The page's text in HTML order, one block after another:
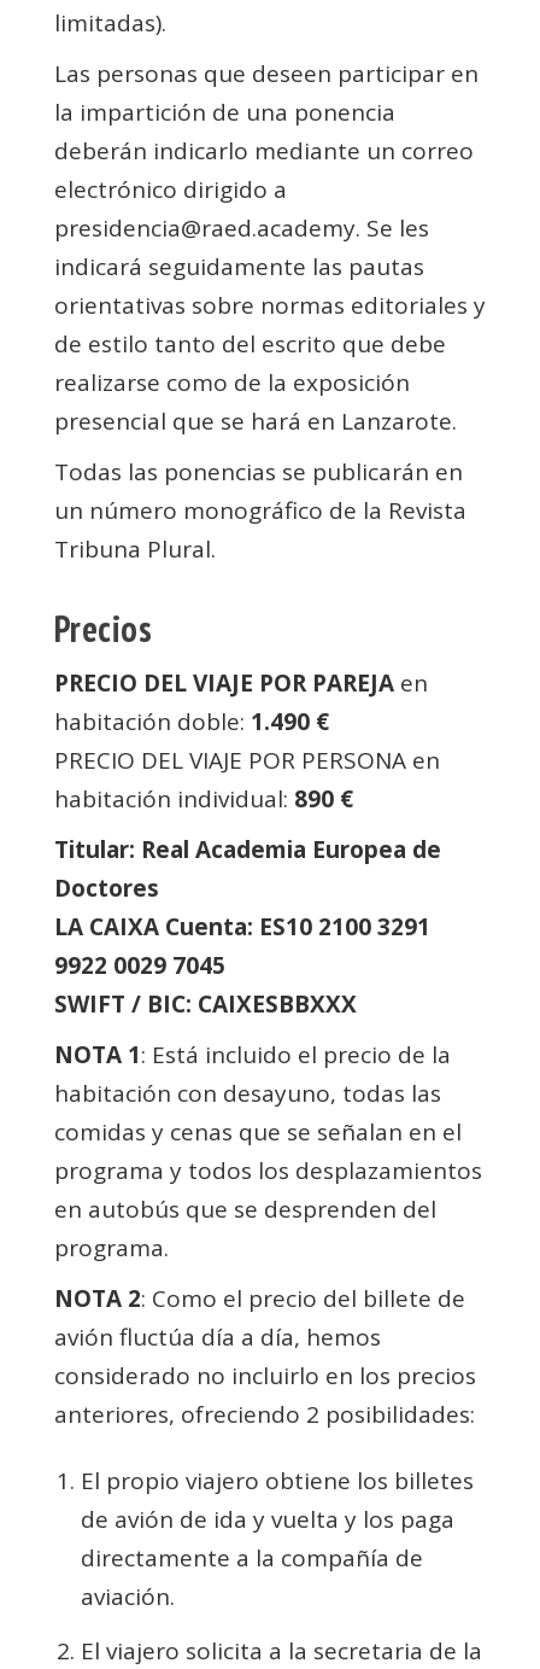
limitadas).
Las personas que deseen participar en
la impartición de una ponencia
deberán indicarlo mediante un correo
electrónico dirigido a
presidencia@raed.academy. Se les
indicará seguidamente las pautas
orientativas sobre normas editoriales y
de estilo tanto del escrito que debe
realizarse como de la exposición
presencial que se hará en Lanzarote.
Todas las ponencias se publicarán en
un número monográfico de la Revista
Tribuna Plural.
Precios
PRECIO DEL VIAJE POR PAREJAen
habitación doble: 1.490 €
PRECIO DEL VIAJE POR PERSONA en
habitación individual: 890 €
Titular: Real Academia Europea de
Doctores
LA CAIXA Cuenta: ES10 2100 3291
9922 0029 7045
SWIFT / BIC: CAIXESBBXXX
NOTA 1: Está incluido el precio de la
habitación con desayuno, todas las
comidas y cenas que se señalan en el
programa y todos los desplazamientos
en autobús que se desprenden del
programa.
NOTA 2: Como el precio del billete de
avión fluctúa día a día, hemos
considerado no incluirlo en los precios
anteriores, ofreciendo 2 posibilidades:
El propio viajero obtiene los billetes
de avión de ida y vuelta y los paga
directamente a la compañía de
aviación.
El viajero solicita a la secretaria de la